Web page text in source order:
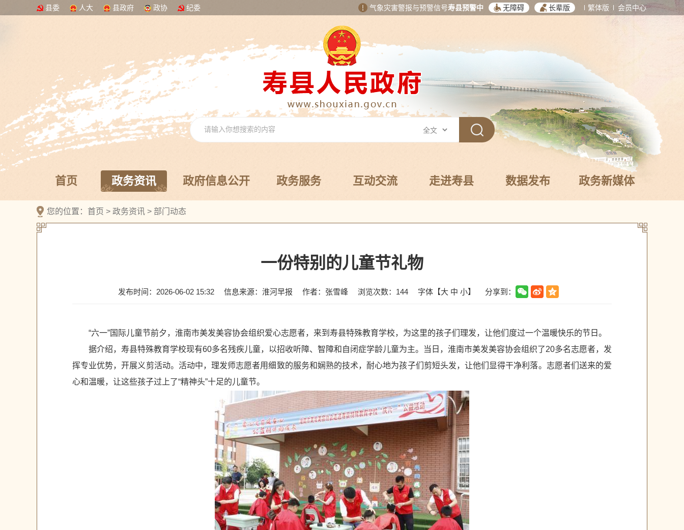
县委 人大 县政府 政协 纪委 气象灾害警报与预警信号寿县预警中 无障碍 长辈版 繁体版 会员中心
首页 政务资讯 政府信息公开 政务服务 互动交流 走进寿县 数据发布 政务新媒体
您的位置： 首页 > 政务资讯 > 部门动态
一份特别的儿童节礼物
发布时间：2026-06-02 15:32 信息来源：淮河早报 作者：张雪峰 浏览次数： 144 字体【大 中 小】 分享到：
“六一”国际儿童节前夕，淮南市美发美容协会组织爱心志愿者，来到寿县特殊教育学校，为这里的孩子们理发，让他们度过一个温暖快乐的节日。
据介绍，寿县特殊教育学校现有60多名残疾儿童，以招收听障、智障和自闭症学龄儿童为主。当日，淮南市美发美容协会组织了20多名志愿者，发
挥专业优势，开展义剪活动。活动中，理发师志愿者用细致的服务和娴熟的技术，耐心地为孩子们剪短头发，让他们显得干净利落。志愿者们送来的爱
心和温暖，让这些孩子过上了“精神头”十足的儿童节。